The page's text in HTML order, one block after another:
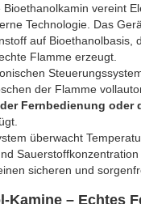
vereint
Technologie. Das
auf Bioethanolbasis,
Flamme erzeugt.
der Flamme
Fernbedienung oder
überwacht
Sauerstoffkonzentration
sicheren und
Kamine – Echtes